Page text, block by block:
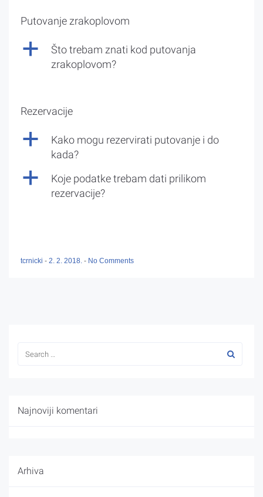
Putovanje zrakoplovom
a
Što trebam znati kod putovanja
zrakoplovom?
Rezervacije
a
Kako mogu rezervirati putovanje i do
kada?
a
Koje podatke trebam dati prilikom
rezervacije?
tcrnicki - 2. 2. 2018. - No Comments
Najnoviji komentari
Arhiva